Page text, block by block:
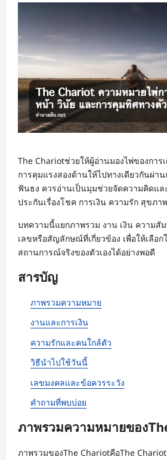
The Chariotช่วยให้ผู้อ่านมองไพ่ของกา
การคุมแรงสองด้านให้ไปทางเดียวกันผ่า
ฟันธง ควรอ่านเป็นมุมช่วยจัดความคิดแล
ประกันเรื่องโชค การเงิน ความรัก สุขภา
บทความนี้แยกภาพรวม งาน เงิน ความสั
เลขหรือสัญลักษณ์ที่เกี่ยวข้อง เพื่อให้เลือ
สถานการณ์จริงของตัวเองได้อย่างพอดี
สารบัญ
ภาพรวมความหมาย
งานและการเงิน
ความรักและคนใกล้ตัว
วิธีนำไปใช้วันนี้
เลขมงคลและข้อควรระวัง
คำถามที่พบบ่อย
ภาพรวมความหมายของ
ภาพรวมของThe ChariotคือThe